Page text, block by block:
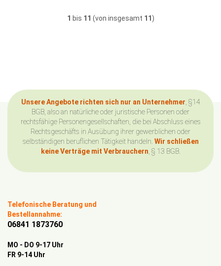
1 bis 11 (von insgesamt 11 )
Unsere Angebote richten sich nur an Unternehmer , §14
BGB, also an natürliche oder juristische Personen oder
rechtsfähige Personengesellschaften, die bei Abschluss eines
Rechtsgeschäfts in Ausübung ihrer gewerblichen oder
selbständigen beruflichen Tätigkeit handeln. Wir schließen
keine Verträge mit Verbrauchern , § 13 BGB.
Telefonische Beratung und
Bestellannahme:
06841 1873760
MO - DO 9-17 Uhr
FR 9-14 Uhr